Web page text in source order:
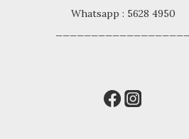
Whatsapp : 5628 4950